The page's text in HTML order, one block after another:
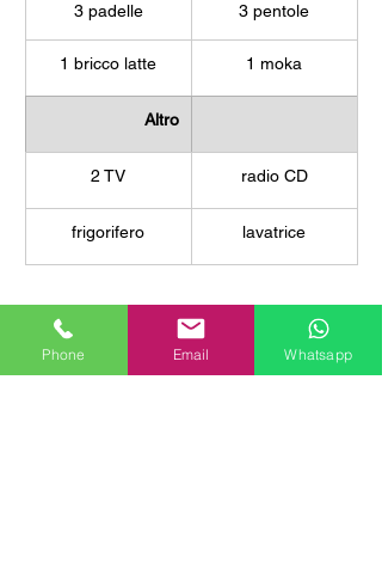
3 padelle 3 pentole
1 bricco latte 1 moka
Altro
2 TV radio CD
frigorifero lavatrice
Biancheria
Phone Email Whatsapp